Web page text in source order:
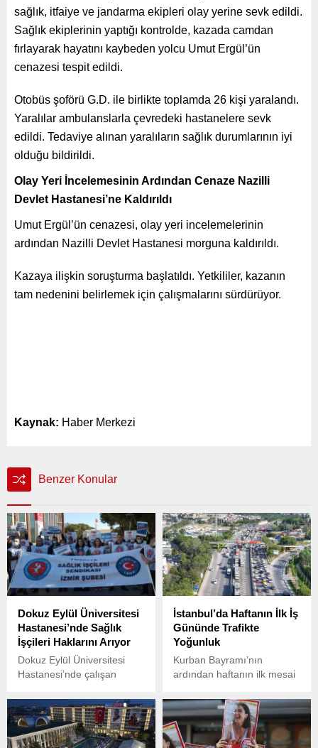
sağlık, itfaiye ve jandarma ekipleri olay yerine sevk edildi.
Sağlık ekiplerinin yaptığı kontrolde, kazada camdan
fırlayarak hayatını kaybeden yolcu Umut Ergül’ün
cenazesi tespit edildi.
Otobüs şoförü G.D. ile birlikte toplamda 26 kişi yaralandı.
Yaralılar ambulanslarla çevredeki hastanelere sevk
edildi. Tedaviye alınan yaralıların sağlık durumlarının iyi
olduğu bildirildi.
Olay Yeri İncelemesinin Ardından Cenaze Nazilli
Devlet Hastanesi’ne Kaldırıldı
Umut Ergül’ün cenazesi, olay yeri incelemelerinin
ardından Nazilli Devlet Hastanesi morguna kaldırıldı.
Kazaya ilişkin soruşturma başlatıldı. Yetkililer, kazanın
tam nedenini belirlemek için çalışmalarını sürdürüyor.
Kaynak: Haber Merkezi
Benzer Konular
Dokuz Eylül Üniversitesi
Hastanesi’nde Sağlık
İşçileri Haklarını Arıyor
Dokuz Eylül Üniversitesi
Hastanesi’nde çalışan
başında başlayan ve 1245
işçiyi ilgilendiren toplu iş
sözleşmesi (TİS)
görüşmelerinde yaşanan
İstanbul’da Haftanın İlk İş
Gününde Trafikte
Yoğunluk
Kurban Bayramı’nın
ardından haftanın ilk mesai
yoğunluğu sabah
saatlerinde kendini gösterdi.